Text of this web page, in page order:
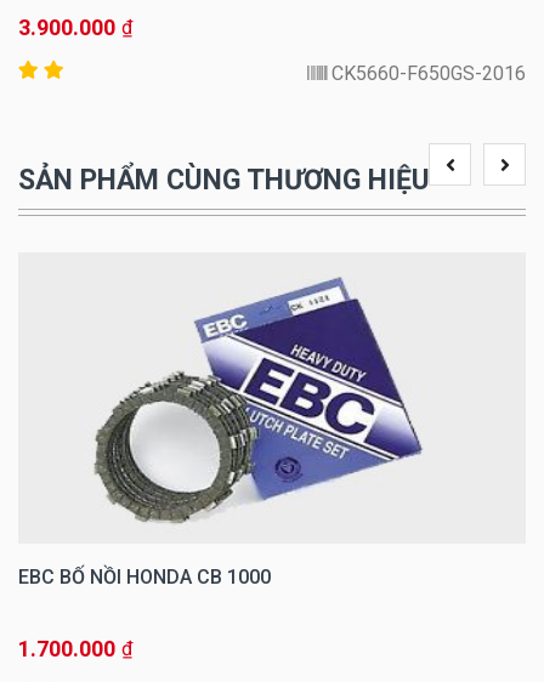
3.900.000 ₫
CK5660-F650GS-2016
SẢN PHẨM CÙNG THƯƠNG HIỆU
EBC BỐ NỒI HONDA CB 1000
1.700.000 ₫